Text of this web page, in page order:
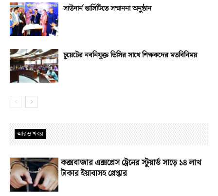
সাউদার্ন ভার্সিটিতে সম্মাননা অনুষ্ঠান
চুয়েটের নবনিযুক্ত ভিসির সাথে শিক্ষকদের মতবিনিময়
আরও খবর
কক্সবাজার এক্সপ্রেস ট্রেনের স্টুয়ার্ড সাড়ে ১৪ লাখ
টাকার ইয়াবাসহ গ্রেপ্তার